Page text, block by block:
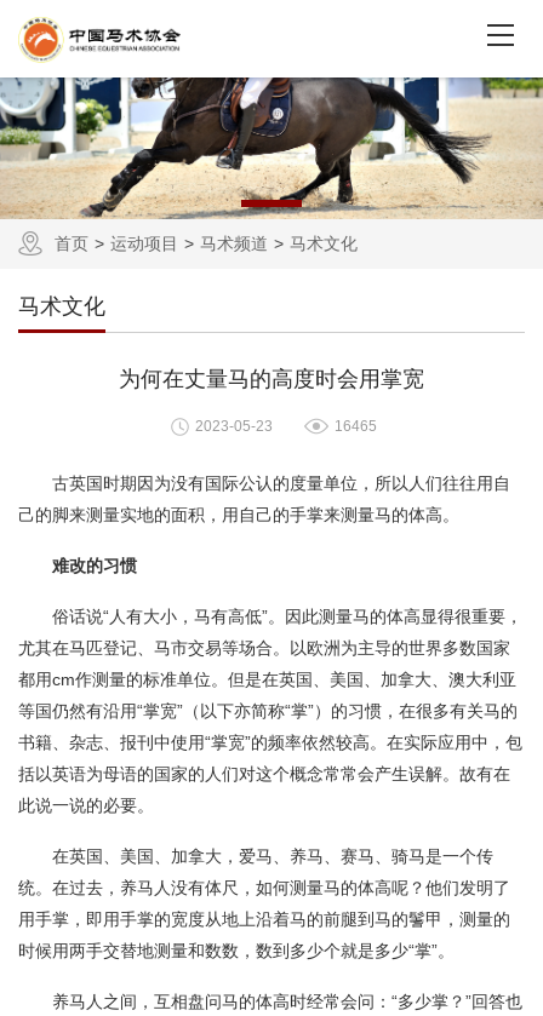
首页 运动项目 马术频道 马术文化
马术文化
为何在丈量马的高度时会用掌宽
2023-05-23 16465
古英国时期因为没有国际公认的度量单位，所以人们往往用自
己的脚来测量实地的面积，用自己的手掌来测量马的体高。
难改的习惯
俗话说“人有大小，马有高低”。因此测量马的体高显得很重要，
尤其在马匹登记、马市交易等场合。以欧洲为主导的世界多数国家
都用cm作测量的标准单位。但是在英国、美国、加拿大、澳大利亚
等国仍然有沿用“掌宽”（以下亦简称“掌”）的习惯，在很多有关马的
书籍、杂志、报刊中使用“掌宽”的频率依然较高。在实际应用中，包
括以英语为母语的国家的人们对这个概念常常会产生误解。故有在
此说一说的必要。
在英国、美国、加拿大，爱马、养马、赛马、骑马是一个传
统。在过去，养马人没有体尺，如何测量马的体高呢？他们发明了
用手掌，即用手掌的宽度从地上沿着马的前腿到马的鬐甲，测量的
时候用两手交替地测量和数数，数到多少个就是多少“掌”。
养马人之间，互相盘问马的体高时经常会问：“多少掌？”回答也